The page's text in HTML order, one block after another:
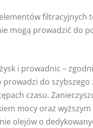
filtracyjnych
mogą prowadzić do
i prowadnic –
do szybszego
czasu.
mocy oraz
olejów o